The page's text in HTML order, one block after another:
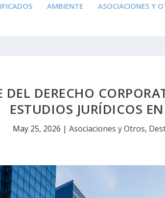
AMBIENTE ASOCIACIONES Y
DEL DERECHO
ESTUDIOS JURÍDICOS
May 25, 2026 | Asociaciones y Otros,